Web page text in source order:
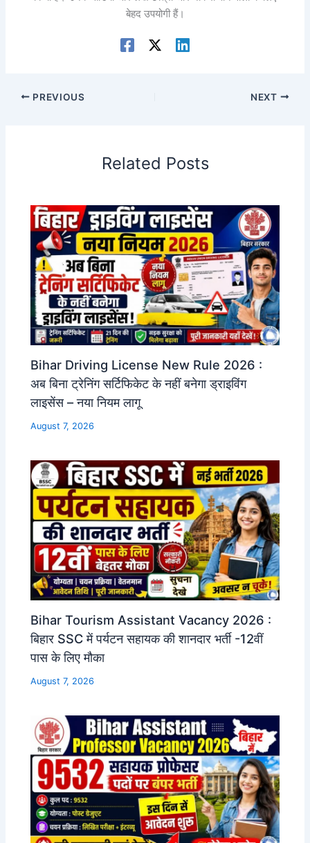
बेहद उपयोगी हैं।
PREVIOUS NEXT
Related Posts
Bihar Driving License New Rule 2026 :
अब बिना ट्रेनिंग सर्टिफिकेट के नहीं बनेगा ड्राइविंग
लाइसेंस – नया नियम लागू
August 7, 2026
Bihar Tourism Assistant Vacancy 2026 :
बिहार SSC में पर्यटन सहायक की शानदार भर्ती -12वीं
पास के लिए मौका
August 7, 2026